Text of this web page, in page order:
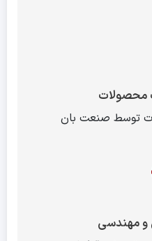
محصولات
توسط صنعت بان
و مهندسی